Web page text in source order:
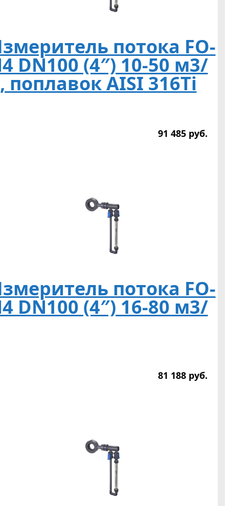
потока FO-
DN100 (4″) 10-50 м3/
поплавок AISI 316Ti
91 485 руб.
потока FO-
DN100 (4″) 16-80 м3/
81 188 руб.